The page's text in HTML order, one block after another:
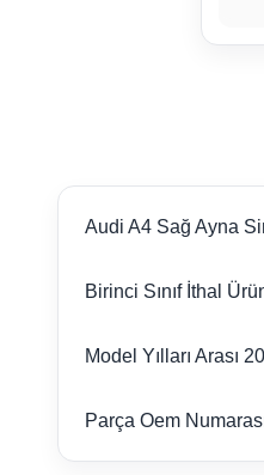
Audi A4 Sağ Ayna
Birinci Sınıf İthal
Model Yılları Arası
Parça Oem